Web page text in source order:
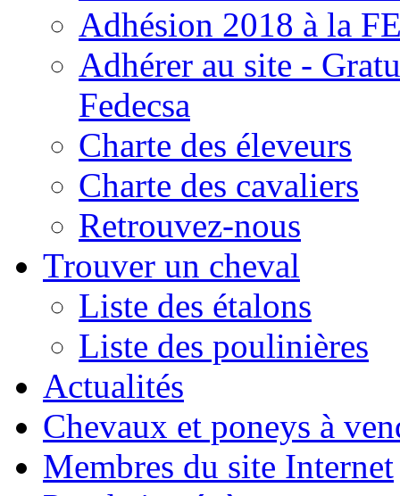
Adhésion 2018 à la
Adhérer au site -
Fedecsa
Charte des éleveurs
Charte des cavaliers
Retrouvez-nous
Trouver un cheval
Liste des étalons
Liste des poulinières
Actualités
Chevaux et poneys à
Membres du site Internet